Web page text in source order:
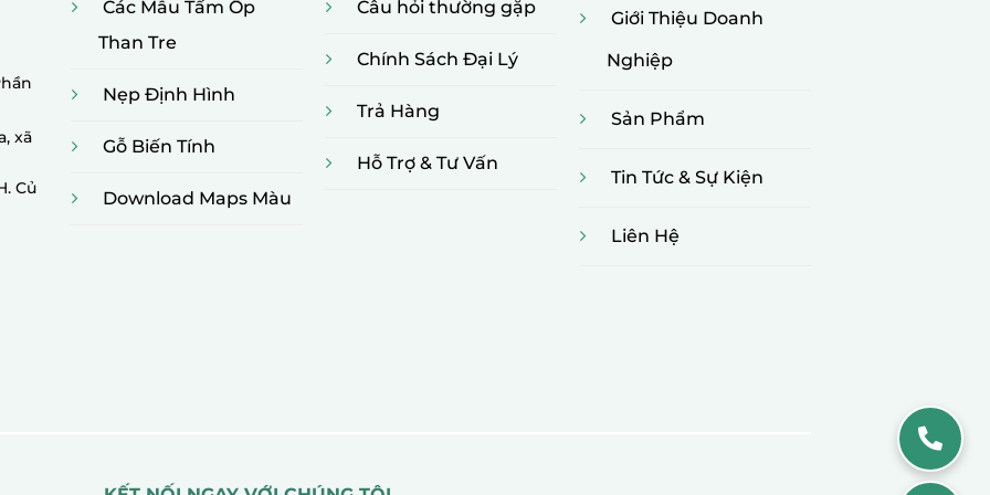
xã
Củ
Các Mẫu Tấm Ốp
Than Tre
Nẹp Định Hình
Gỗ Biến Tính
Download Maps Màu
Câu hỏi thường gặp
Chính Sách Đại Lý
Trả Hàng
Hỗ Trợ & Tư Vấn
Giới Thiệu Doanh
Nghiệp
Sản Phẩm
Tin Tức & Sự Kiện
Liên Hệ